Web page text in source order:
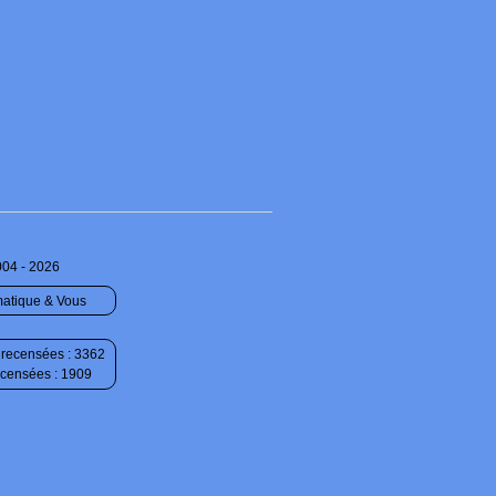
- 2026
& Vous
: 3362
: 1909